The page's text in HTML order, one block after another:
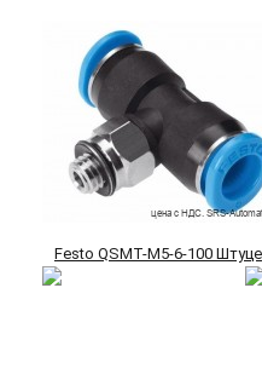
Festo QSMT-M5-6-100